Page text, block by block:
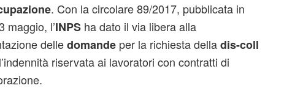
. Con la circolare 89/2017, pubblicata in
maggio, l’INPS ha dato il via libera alla
delledomandeper la richiesta delladis-coll
riservata ai lavoratori con contratti di